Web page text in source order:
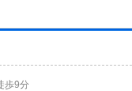
歩9分